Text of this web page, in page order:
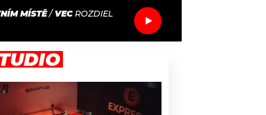
MÍSTĚ/VEC ROZDIEL